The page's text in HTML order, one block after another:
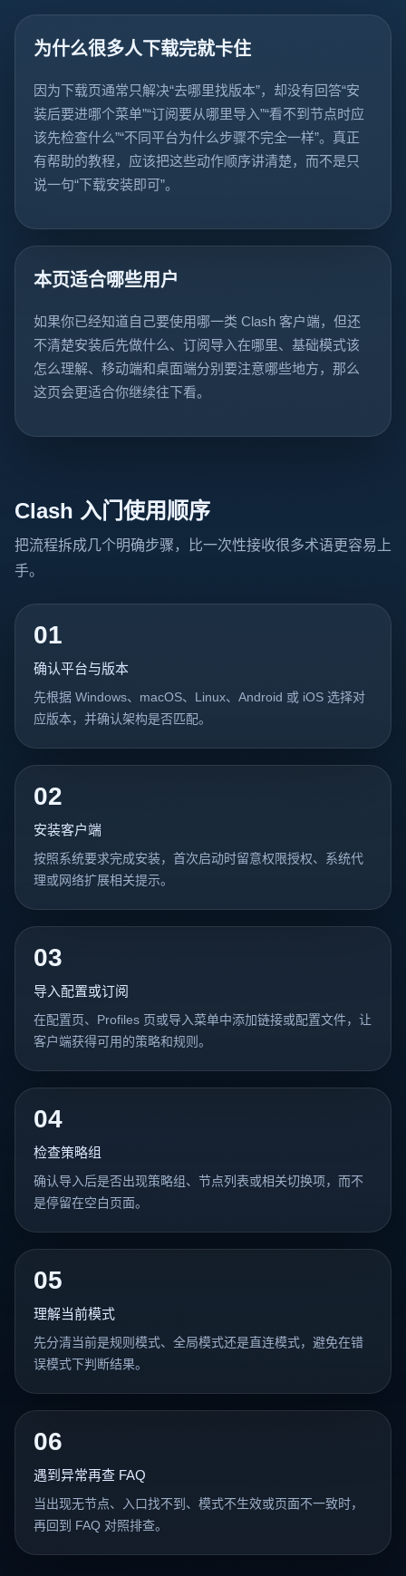
为什么很多人下载完就卡住
因为下载页通常只解决“去哪里找版本”，却没有回答“安
装后要进哪个菜单”“订阅要从哪里导入”“看不到节点时应
该先检查什么”“不同平台为什么步骤不完全一样”。真正
有帮助的教程，应该把这些动作顺序讲清楚，而不是只
说一句“下载安装即可”。
本页适合哪些用户
如果你已经知道自己要使用哪一类 Clash 客户端，但还
不清楚安装后先做什么、订阅导入在哪里、基础模式该
怎么理解、移动端和桌面端分别要注意哪些地方，那么
这页会更适合你继续往下看。
Clash 入门使用顺序
把流程拆成几个明确步骤，比一次性接收很多术语更容易上
手。
01
确认平台与版本
先根据 Windows、macOS、Linux、Android 或 iOS 选择对
应版本，并确认架构是否匹配。
02
安装客户端
按照系统要求完成安装，首次启动时留意权限授权、系统代
理或网络扩展相关提示。
03
导入配置或订阅
在配置页、Profiles 页或导入菜单中添加链接或配置文件，让
客户端获得可用的策略和规则。
04
检查策略组
确认导入后是否出现策略组、节点列表或相关切换项，而不
是停留在空白页面。
05
理解当前模式
先分清当前是规则模式、全局模式还是直连模式，避免在错
误模式下判断结果。
06
遇到异常再查 FAQ
当出现无节点、入口找不到、模式不生效或页面不一致时，
再回到 FAQ 对照排查。